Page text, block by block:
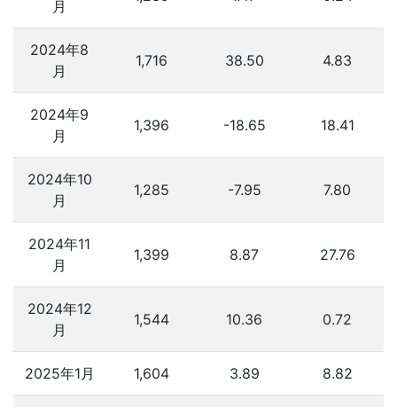
月
2024年8
月
1,716 38.50 4.83
2024年9
月
1,396 -18.65 18.41
2024年10
月
1,285 -7.95 7.80
2024年11
月
1,399 8.87 27.76
2024年12
月
1,544 10.36 0.72
2025年1月 1,604 3.89 8.82